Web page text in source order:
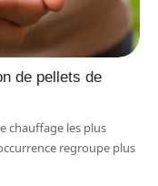
de pellets de
chauffage les plus
regroupe plus